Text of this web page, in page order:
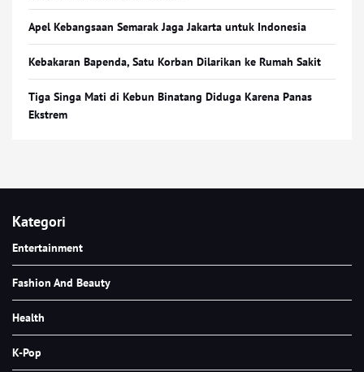
Apel Kebangsaan Semarak Jaga Jakarta untuk Indonesia
Kebakaran Bapenda, Satu Korban Dilarikan ke Rumah Sakit
Tiga Singa Mati di Kebun Binatang Diduga Karena Panas
Ekstrem
Kategori
Entertainment
Fashion And Beauty
Health
K-Pop